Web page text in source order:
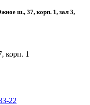
ш., 37, корп. 1, зал 3,
корп. 1
22